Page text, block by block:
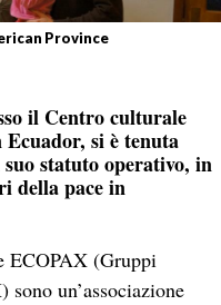
Province
il Centro culturale
si è tenuta
suo statuto operativo, in
della pace in
ECOPAX (Gruppi
un’associazione